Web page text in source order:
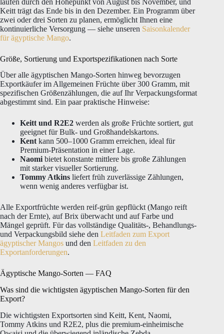
Keitt trägt das Ende bis in den Dezember. Ein Programm über
zwei oder drei Sorten zu planen, ermöglicht Ihnen eine
kontinuierliche Versorgung — siehe unseren Saisonkalender
für ägyptische Mango.
Größe, Sortierung und Exportspezifikationen nach Sorte
Über alle ägyptischen Mango-Sorten hinweg bevorzugen
Exportkäufer im Allgemeinen Früchte über 300 Gramm, mit
spezifischen Größenzählungen, die auf Ihr Verpackungsformat
abgestimmt sind. Ein paar praktische Hinweise:
Keitt und R2E2 werden als große Früchte sortiert, gut
geeignet für Bulk- und Großhandelskartons.
Kent kann 500–1000 Gramm erreichen, ideal für
Premium-Präsentation in einer Lage.
Naomi bietet konstante mittlere bis große Zählungen
mit starker visueller Sortierung.
Tommy Atkins liefert früh zuverlässige Zählungen,
wenn wenig anderes verfügbar ist.
Alle Exportfrüchte werden reif-grün gepflückt (Mango reift
nach der Ernte), auf Brix überwacht und auf Farbe und
Mängel geprüft. Für das vollständige Qualitäts-, Behandlungs-
und Verpackungsbild siehe den Leitfaden zum Export
ägyptischer Mangos und den Leitfaden zu den
Exportanforderungen.
Ägyptische Mango-Sorten — FAQ
Was sind die wichtigsten ägyptischen Mango-Sorten für den
Export?
Die wichtigsten Exportsorten sind Keitt, Kent, Naomi,
Tommy Atkins und R2E2, plus die premium-einheimische